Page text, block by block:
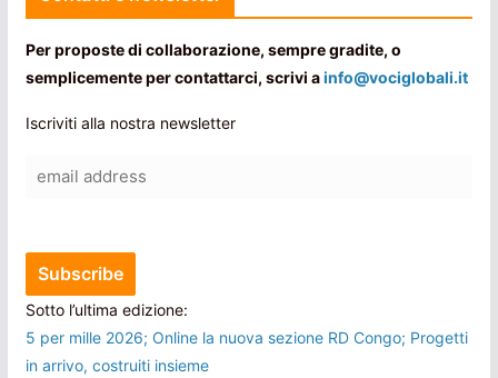
Per proposte di collaborazione, sempre gradite, o
semplicemente per contattarci, scrivi ainfo@vociglobali.it
Iscriviti alla nostra newsletter
Sotto l’ultima edizione:
5 per mille 2026; Online la nuova sezione RD Congo; Progetti
in arrivo, costruiti insieme